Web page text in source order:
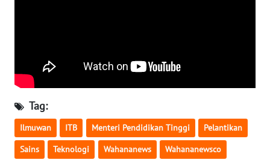
Tag:
Ilmuwan ITB Menteri Pendidikan Tinggi Pelantikan
Sains Teknologi Wahananews Wahananewsco
WN
SULTENG
WN
SULBAR